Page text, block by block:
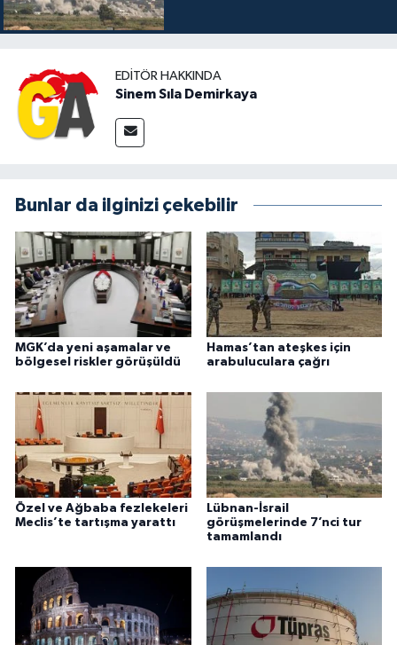
EDITÖR HAKKINDA
Sinem Sıla Demirkaya
Bunlar da ilginizi çekebilir
MGK’da yeni aşamalar ve
bölgesel riskler görüşüldü
Hamas’tan ateşkes için
arabuluculara çağrı
Özel ve Ağbaba fezlekeleri
Meclis’te tartışma yarattı
Lübnan-İsrail
görüşmelerinde 7’nci tur
tamamlandı